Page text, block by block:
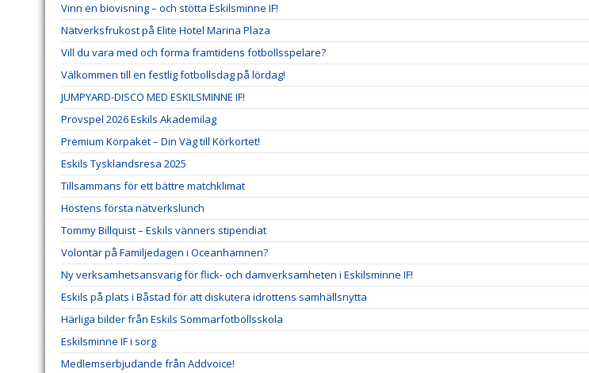
Vinn en biovisning – och stötta Eskilsminne IF!
Nätverksfrukost på Elite Hotel Marina Plaza
Vill du vara med och forma framtidens fotbollsspelare?
Välkommen till en festlig fotbollsdag på lördag!
JUMPYARD-DISCO MED ESKILSMINNE IF!
Provspel 2026 Eskils Akademilag
Premium Körpaket – Din Väg till Körkortet!
Eskils Tysklandsresa 2025
Tillsammans för ett bättre matchklimat
Höstens första nätverkslunch
Tommy Billquist – Eskils vänners stipendiat
Volontär på Familjedagen i Oceanhamnen?
Ny verksamhetsansvarig för flick- och damverksamheten i Eskilsminne IF!
Eskils på plats i Båstad för att diskutera idrottens samhällsnytta
Härliga bilder från Eskils Sommarfotbollsskola
Eskilsminne IF i sorg
Medlemserbjudande från Addvoice!